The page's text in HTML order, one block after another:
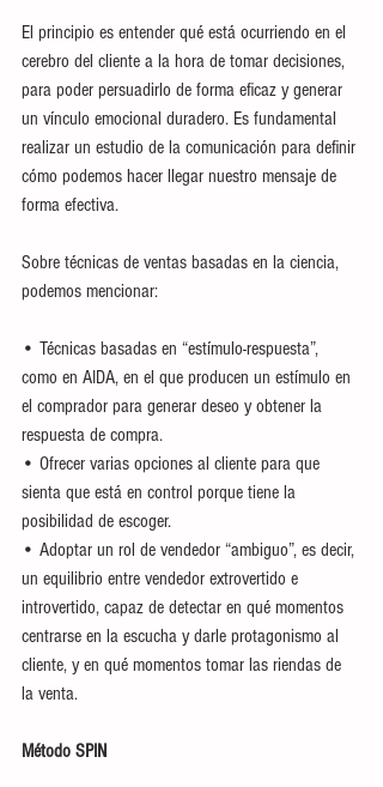
El principio es entender qué está ocurriendo en el
cerebro del cliente a la hora de tomar decisiones,
para poder persuadirlo de forma eficaz y generar
un vínculo emocional duradero. Es fundamental
realizar un estudio de la comunicación para definir
cómo podemos hacer llegar nuestro mensaje de
forma efectiva.
Sobre técnicas de ventas basadas en la ciencia,
podemos mencionar:
• Técnicas basadas en “estímulo-respuesta”,
como en AIDA, en el que producen un estímulo en
el comprador para generar deseo y obtener la
respuesta de compra.
• Ofrecer varias opciones al cliente para que
sienta que está en control porque tiene la
posibilidad de escoger.
• Adoptar un rol de vendedor “ambiguo”, es decir,
un equilibrio entre vendedor extrovertido e
introvertido, capaz de detectar en qué momentos
centrarse en la escucha y darle protagonismo al
cliente, y en qué momentos tomar las riendas de
la venta.
Método SPIN